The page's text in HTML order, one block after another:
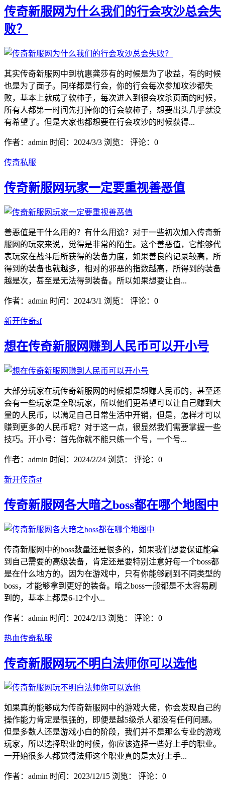
传奇新服网为什么我们的行会攻沙总会失
败？
其实传奇新服网中到杭惠龚莎有的时候是为了收益，有的时候
也是为了面子。同样都是行会，你的行会每次参加攻沙都失
败，基本上就成了软柿子，每次进入到很会攻杀页面的时候，
所有人都第一时间先打掉你的行会软柿子，想要出头几乎就没
有希望了。但是大家也都想要在行会攻沙的时候获得...
作者：admin 时间：2024/3/3 浏览： 评论：0
传奇私服
传奇新服网玩家一定要重视善恶值
善恶值是干什么用的？有什么用途？对于一些初次加入传奇新
服网的玩家来说，觉得是非常的陌生。这个善恶值，它能够代
表玩家在战斗后所获得的装备力度，如果善良的记录较高，所
得到的装备也就越多，相对的邪恶的指数越高，所得到的装备
越是次，甚至是无法得到装备。所以如果想要让自...
作者：admin 时间：2024/3/1 浏览： 评论：0
新开传奇sf
想在传奇新服网赚到人民币可以开小号
大部分玩家在玩传奇新服网的时候都是想赚人民币的，甚至还
会有一些玩家是全职玩家，所以他们更希望可以让自己赚到大
量的人民币，以满足自己日常生活中开销，但是，怎样才可以
赚到更多的人民币呢？对于这一点，很显然我们需要掌握一些
技巧。开小号：首先你就不能只练一个号，一个号...
作者：admin 时间：2024/2/24 浏览： 评论：0
新开传奇sf
传奇新服网各大暗之boss都在哪个地图中
传奇新服网中的boss数量还是很多的，如果我们想要保证能拿
到自己需要的高级装备，肯定还是要特别注意好每一个boss都
是在什么地方的。因为在游戏中，只有你能够刷到不同类型的
boss，才能够拿到更好的装备。暗之boss一般都是不太容易刷
到的，基本上都是6-12个小...
作者：admin 时间：2024/2/13 浏览： 评论：0
热血传奇私服
传奇新服网玩不明白法师你可以选他
如果真的能够成为传奇新服网中的游戏大佬，你会发现自己的
操作能力肯定是很强的，即便是越5级杀人都没有任何问题。
但是多数人还是游戏小白的阶段，我们并不是那么专业的游戏
玩家，所以选择职业的时候，你应该选择一些好上手的职业。
一开始很多人都觉得法师这个职业真的是太好上手...
作者：admin 时间：2023/12/15 浏览： 评论：0